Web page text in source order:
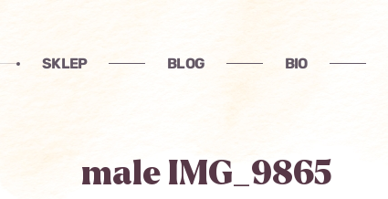
SKLEP BLOG BIO
male IMG_9865